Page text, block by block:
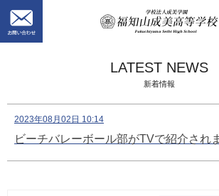
LATEST NEWS
新着情報
2023年08月02日 10:14
ビーチバレーボール部がTVで紹介され